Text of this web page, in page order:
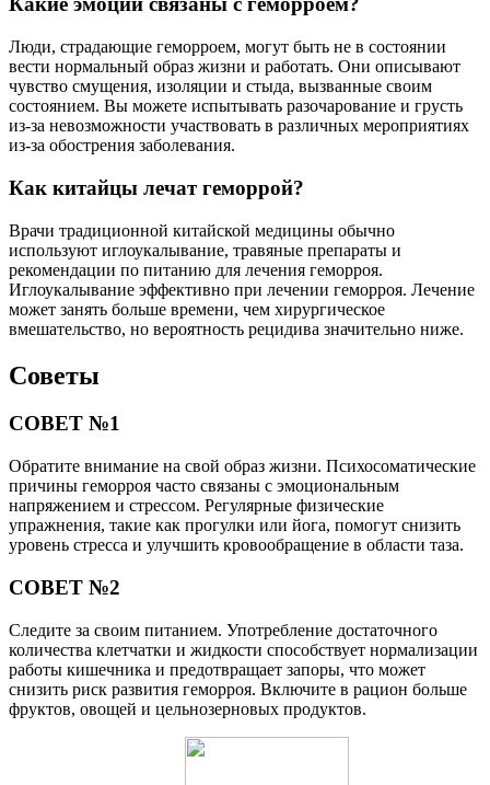
Люди, страдающие геморроем, могут быть не в состоянии
вести нормальный образ жизни и работать. Они описывают
чувство смущения, изоляции и стыда, вызванные своим
состоянием. Вы можете испытывать разочарование и грусть
из-за невозможности участвовать в различных мероприятиях
из-за обострения заболевания.
Как китайцы лечат геморрой?
Врачи традиционной китайской медицины обычно
используют иглоукалывание, травяные препараты и
рекомендации по питанию для лечения геморроя.
Иглоукалывание эффективно при лечении геморроя. Лечение
может занять больше времени, чем хирургическое
вмешательство, но вероятность рецидива значительно ниже.
Советы
СОВЕТ №1
Обратите внимание на свой образ жизни. Психосоматические
причины геморроя часто связаны с эмоциональным
напряжением и стрессом. Регулярные физические
упражнения, такие как прогулки или йога, помогут снизить
уровень стресса и улучшить кровообращение в области таза.
СОВЕТ №2
Следите за своим питанием. Употребление достаточного
количества клетчатки и жидкости способствует нормализации
работы кишечника и предотвращает запоры, что может
снизить риск развития геморроя. Включите в рацион больше
фруктов, овощей и цельнозерновых продуктов.